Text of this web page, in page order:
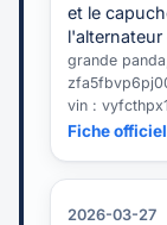
et le
grande
vin :
Fiche
2026-03-27